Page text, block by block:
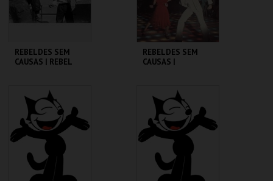
COMPRAR COMPRAR
REBELDES SEM
CAUSAS | REBEL
CINEMATECA
MAIS INFO
COMPRAR
REBELDES SEM
CAUSAS |
CINEMATECA
MAIS INFO
COMPRAR